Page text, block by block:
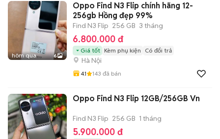
hôm qua 6
Oppo Find N3 Flip chính hãng 12-
256gb Hồng đẹp 99%
Find N3 Flip 256 GB 3 tháng
6.800.000 đ
Giá tốt Kèm phụ kiện Có đổi trả
Hà Nội
4.1 143 đã bán
Oppo Find N3 Flip 12GB/256GB Vn
Find N3 Flip 256 GB 1 tháng
5.900.000 đ